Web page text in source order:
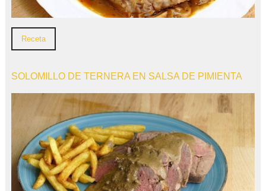
Receta
SOLOMILLO DE TERNERA EN SALSA DE PIMIENTA